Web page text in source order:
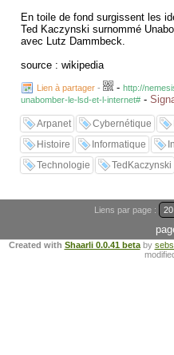
En toile de fond surgissent les
Ted Kaczynski surnommé
avec Lutz Dammbeck.
source : wikipedia
Lien à partager - - http://
unabomber-le-lsd-et-l-internet# -
Arpanet Cybernétique
Histoire
Informatique
Technologie
TedKaczynski
Liens par page : 20
Created with Shaarli 0.0.41 betaby